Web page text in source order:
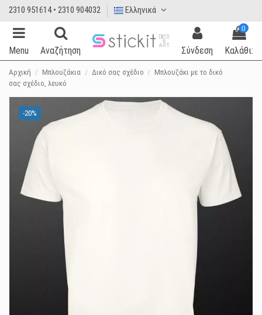
2310 951614 • 2310 904032 Ελληνικά
Menu Αναζήτηση Σύνδεση
0
Καλάθι:
Αρχική Μπλουζάκια Δικό σας σχέδιο
Μπλουζάκι με το δικό
σας σχέδιο, λευκό
-20%